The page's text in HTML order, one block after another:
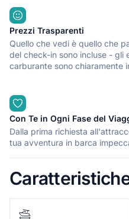
Prezzi Trasparenti
Quello che vedi è quello che
del check-in sono incluse - gli
carburante sono chiaramente
Con Te in Ogni Fase del
Dalla prima richiesta
tua avventura in barca